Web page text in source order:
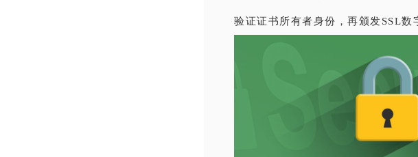
验证证书所有者身份，再颁发SSL数